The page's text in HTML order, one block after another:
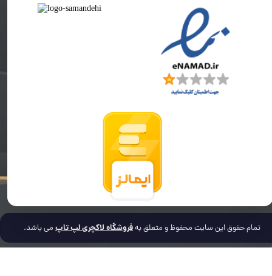
تمام حقوق این سایت محفوظ و متعلق بهفروشگاه لاکچری لپ تاپ می باشد.